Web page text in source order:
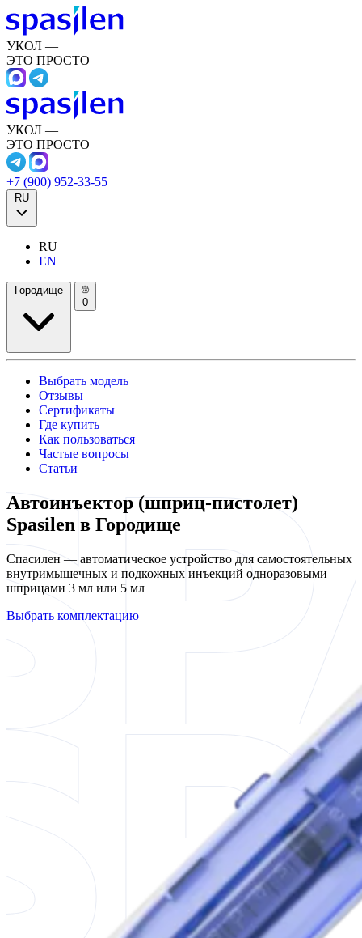
УКОЛ —
ЭТО ПРОСТО
УКОЛ —
ЭТО ПРОСТО
+7 (900) 952-33-55
RU
RU
EN
Городище
0
Выбрать модель
Отзывы
Сертификаты
Где купить
Как пользоваться
Частые вопросы
Статьи
Автоинъектор (шприц-пистолет)
Spasilen в Городище
Спасилен — автоматическое устройство для самостоятельных
внутримышечных и подкожных инъекций одноразовыми
шприцами 3 мл или 5 мл
Выбрать комплектацию